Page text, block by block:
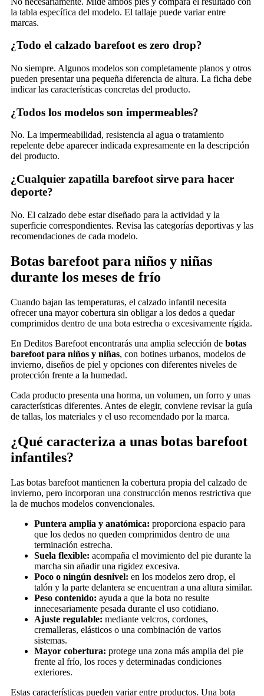
la tabla específica del modelo. El tallaje puede variar entre
marcas.
¿Todo el calzado barefoot es zero drop?
No siempre. Algunos modelos son completamente planos y otros
pueden presentar una pequeña diferencia de altura. La ficha debe
indicar las características concretas del producto.
¿Todos los modelos son impermeables?
No. La impermeabilidad, resistencia al agua o tratamiento
repelente debe aparecer indicada expresamente en la descripción
del producto.
¿Cualquier zapatilla barefoot sirve para hacer
deporte?
No. El calzado debe estar diseñado para la actividad y la
superficie correspondientes. Revisa las categorías deportivas y las
recomendaciones de cada modelo.
Botas barefoot para niños y niñas
durante los meses de frío
Cuando bajan las temperaturas, el calzado infantil necesita
ofrecer una mayor cobertura sin obligar a los dedos a quedar
comprimidos dentro de una bota estrecha o excesivamente rígida.
En Deditos Barefoot encontrarás una amplia selección de botas
barefoot para niños y niñas, con botines urbanos, modelos de
invierno, diseños de piel y opciones con diferentes niveles de
protección frente a la humedad.
Cada producto presenta una horma, un volumen, un forro y unas
características diferentes. Antes de elegir, conviene revisar la guía
de tallas, los materiales y el uso recomendado por la marca.
¿Qué caracteriza a unas botas barefoot
infantiles?
Las botas barefoot mantienen la cobertura propia del calzado de
invierno, pero incorporan una construcción menos restrictiva que
la de muchos modelos convencionales.
Puntera amplia y anatómica: proporciona espacio para
que los dedos no queden comprimidos dentro de una
terminación estrecha.
Suela flexible: acompaña el movimiento del pie durante la
marcha sin añadir una rigidez excesiva.
Poco o ningún desnivel: en los modelos zero drop, el
talón y la parte delantera se encuentran a una altura similar.
Peso contenido: ayuda a que la bota no resulte
innecesariamente pesada durante el uso cotidiano.
Ajuste regulable: mediante velcros, cordones,
cremalleras, elásticos o una combinación de varios
sistemas.
Mayor cobertura: protege una zona más amplia del pie
frente al frío, los roces y determinadas condiciones
exteriores.
Estas características pueden variar entre productos. Una bota